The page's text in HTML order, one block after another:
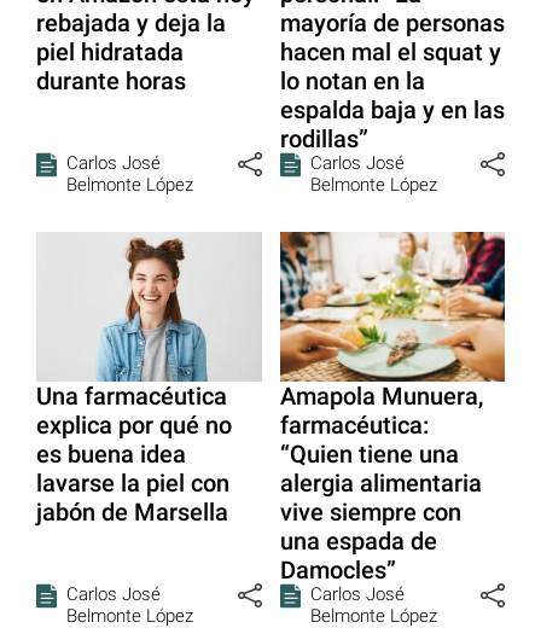
rebajada y deja la
piel hidratada
durante horas
Carlos José
Belmonte López
mayoría de personas
hacen mal el squat y
lo notan en la
espalda baja y en las
rodillas”
Carlos José
Belmonte López
Una farmacéutica
explica por qué no
es buena idea
lavarse la piel con
jabón de Marsella
Carlos José
Belmonte López
Amapola Munuera,
farmacéutica:
“Quien tiene una
alergia alimentaria
vive siempre con
una espada de
Damocles”
Carlos José
Belmonte López